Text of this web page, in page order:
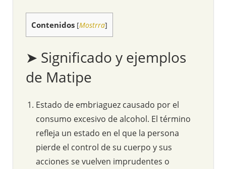
Contenidos [Mostrra]
➤ Significado y ejemplos
de Matipe
Estado de embriaguez causado por el
consumo excesivo de alcohol. El término
refleja un estado en el que la persona
pierde el control de su cuerpo y sus
acciones se vuelven imprudentes o